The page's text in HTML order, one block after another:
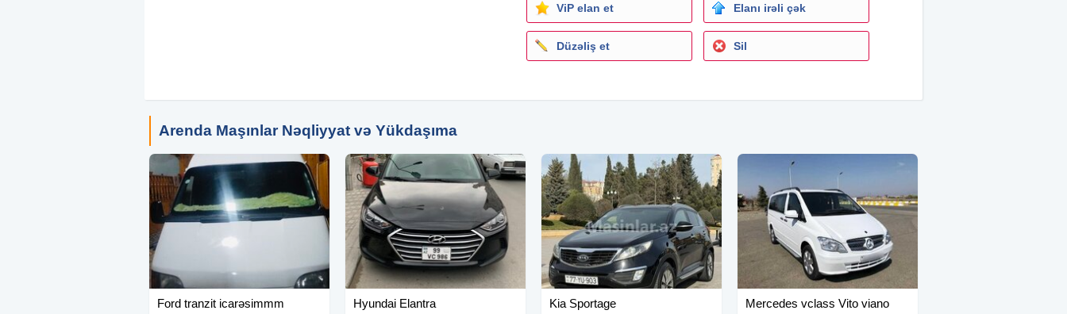
ViP elan et Elanı irəli çək
Düzəliş et Sil
Arenda Maşınlar Nəqliyyat və Yükdaşıma
Ford tranzit icarəsimmm Hyundai Elantra Kia Sportage
Mercedes vclass Vito viano